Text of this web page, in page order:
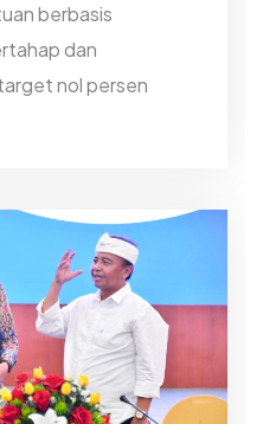
berbasis
dan
nol persen